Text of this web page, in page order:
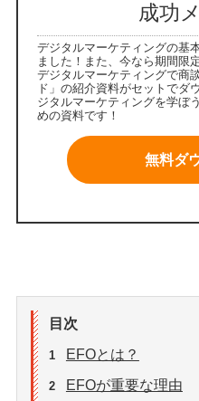
成功
デジタルマーケティングの基
ました！また、今なら期間限
デジタルマーケティングで商
ド」の紹介資料がセットでダ
ジタルマーケティングを学ぼ
めの資料です！
無料ダ
目次
1 EFOとは？
2 EFOが重要な理由